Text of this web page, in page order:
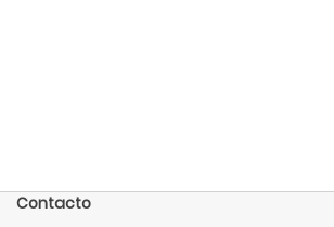
Contacto